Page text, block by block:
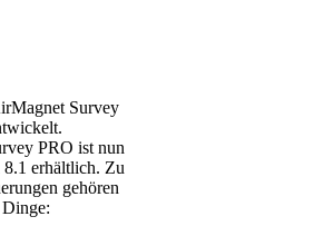
Survey
PRO ist nun
erhältlich. Zu
gehören